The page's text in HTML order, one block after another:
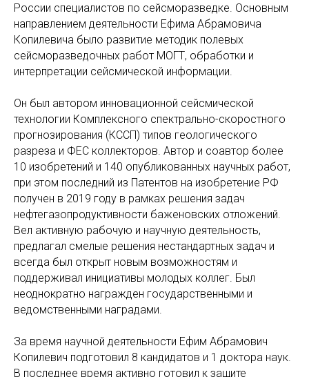
России специалистов по сейсморазведке. Основным
направлением деятельности Ефима Абрамовича
Копилевича было развитие методик полевых
сейсморазведочных работ МОГТ, обработки и
интерпретации сейсмической информации.
Он был автором инновационной сейсмической
технологии Комплексного спектрально-скоростного
прогнозирования (КССП) типов геологического
разреза и ФЕС коллекторов. Автор и соавтор более
10 изобретений и 140 опубликованных научных работ,
при этом последний из Патентов на изобретение РФ
получен в 2019 году в рамках решения задач
нефтегазопродуктивности баженовских отложений.
Вел активную рабочую и научную деятельность,
предлагал смелые решения нестандартных задач и
всегда был открыт новым возможностям и
поддерживал инициативы молодых коллег. Был
неоднократно награжден государственными и
ведомственными наградами.
За время научной деятельности Ефим Абрамович
Копилевич подготовил 8 кандидатов и 1 доктора наук.
В последнее время активно готовил к защите